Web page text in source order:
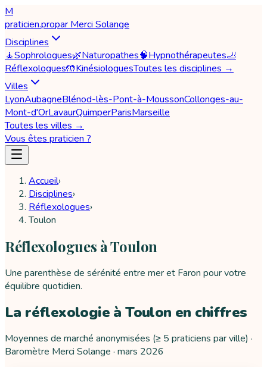
M
praticien.propar Merci Solange
Disciplines
🧘Sophrologues🌿Naturopathes🧠Hypnothérapeutes🦶
Réflexologues🤲KinésiologuesToutes les disciplines →
Villes
LyonAubagneBlénod-lès-Pont-à-MoussonCollonges-au-
Mont-d'OrLavaurQuimperParisMarseille
Toutes les villes →
Vous êtes praticien ?
Accueil›
Disciplines›
Réflexologues›
Toulon
Réflexologues à Toulon
Une parenthèse de sérénité entre mer et Faron pour votre
équilibre quotidien.
La réflexologie àToulon en chiffres
Moyennes de marché anonymisées (≥ 5 praticiens par ville) ·
Baromètre Merci Solange · mars 2026